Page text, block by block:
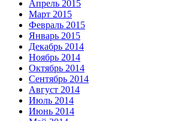
Апрель 2015
Март 2015
Февраль 2015
Январь 2015
Декабрь 2014
Ноябрь 2014
Октябрь 2014
Сентябрь 2014
Август 2014
Июль 2014
Июнь 2014